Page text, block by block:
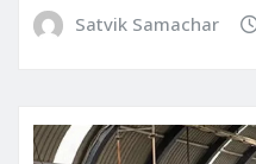
Satvik Samachar